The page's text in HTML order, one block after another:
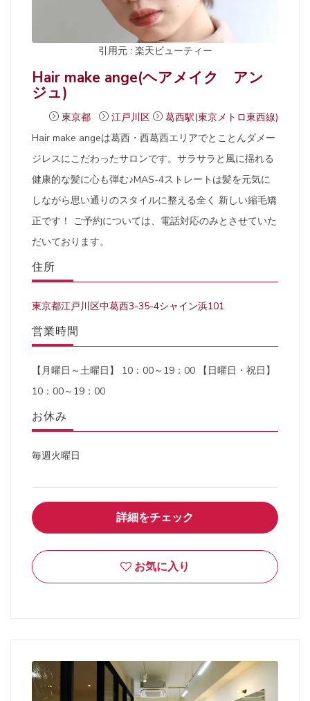
引用元 : 楽天ビューティー
Hair make ange(ヘアメイク アン
ジュ)
東京都 江戸川区
葛西駅(東京メトロ東西線)
Hair make angeは葛西・西葛西エリアでとことんダメー
ジレスにこだわったサロンです。サラサラと風に揺れる
健康的な髪に心も弾む♪MAS-4ストレートは髪を元気に
しながら思い通りのスタイルに整える全く 新しい縮毛矯
正です！ ご予約については、電話対応のみとさせていた
だいております。
住所
東京都江戸川区中葛西3-35-4シャイン浜101
営業時間
【月曜日～土曜日】 10：00～19：00 【日曜日・祝日】
10：00～19：00
お休み
毎週火曜日
詳細をチェック
お気に入り